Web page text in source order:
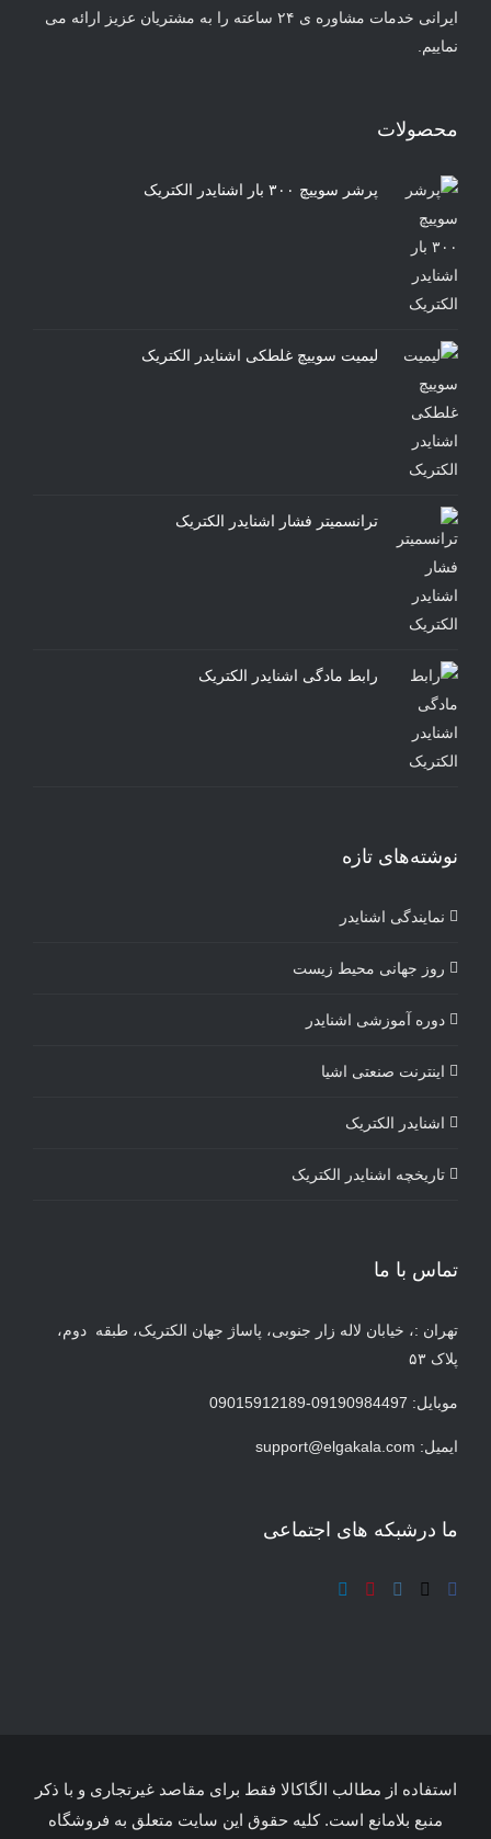
ایرانی خدمات مشاوره ی ۲۴ ساعته را به مشتریان عزیز ارائه می
نماییم.
محصولات
پرشر سوییچ ۳۰۰ بار اشنایدر الکتریک
لیمیت سوییچ غلطکی اشنایدر الکتریک
ترانسمیتر فشار اشنایدر الکتریک
رابط مادگی اشنایدر الکتریک
نوشته‌های تازه
نمایندگی اشنایدر
روز جهانی محیط زیست
دوره آموزشی اشنایدر
اینترنت صنعتی اشیا
اشنایدر الکتریک
تاریخچه اشنایدر الکتریک
تماس با ما
تهران :، خیابان لاله زار جنوبی، پاساژ جهان الکتریک، طبقه دوم،
پلاک ۵۳
موبایل: 09190984497-09015912189
ایمیل: support@elgakala.com
ما درشبکه های اجتماعی
استفاده از مطالب الگاکالا فقط برای مقاصد غیرتجاری و با ذکر
منبع بلامانع است. کلیه حقوق این سایت متعلق به فروشگاه